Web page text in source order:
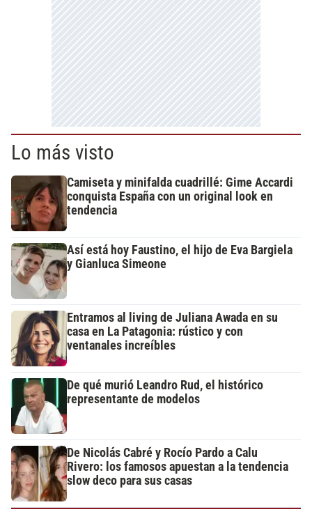
Lo más visto
Camiseta y minifalda cuadrillé: Gime Accardi
conquista España con un original look en
tendencia
Así está hoy Faustino, el hijo de Eva Bargiela
y Gianluca Simeone
Entramos al living de Juliana Awada en su
casa en La Patagonia: rústico y con
ventanales increíbles
De qué murió Leandro Rud, el histórico
representante de modelos
De Nicolás Cabré y Rocío Pardo a Calu
Rivero: los famosos apuestan a la tendencia
slow deco para sus casas